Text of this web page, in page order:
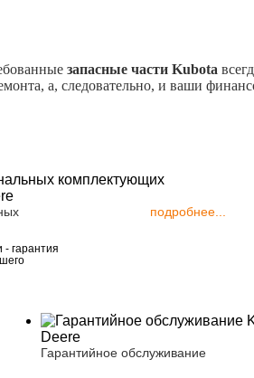
запасные части Kubota
а, следовательно, и ваши
- гарантия
подробнее...
Гарантийное обслуживание